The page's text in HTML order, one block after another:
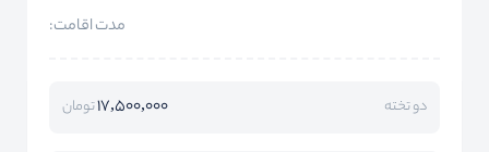
مدت اقامت:
دو تخته 17,500,000تومان